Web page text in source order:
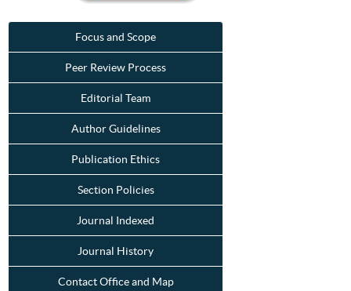
Focus and Scope
Peer Review Process
Editorial Team
Author Guidelines
Publication Ethics
Section Policies
Journal Indexed
Journal History
Contact Office and Map